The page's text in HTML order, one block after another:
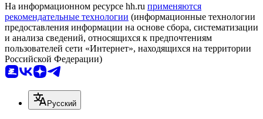
На информационном ресурсе hh.ru применяются
рекомендательные технологии (информационные технологии
предоставления информации на основе сбора, систематизации
и анализа сведений, относящихся к предпочтениям
пользователей сети «Интернет», находящихся на территории
Российской Федерации)
Русский